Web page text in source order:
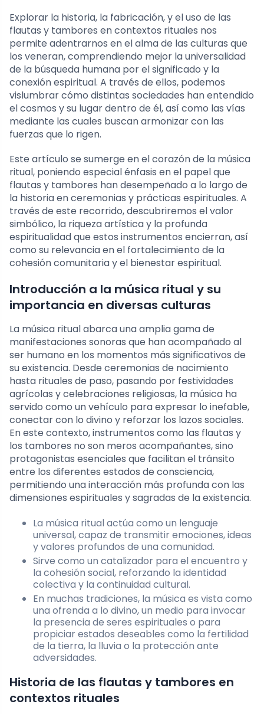
Explorar la historia, la fabricación, y el uso de las
flautas y tambores en contextos rituales nos
permite adentrarnos en el alma de las culturas que
los veneran, comprendiendo mejor la universalidad
de la búsqueda humana por el significado y la
conexión espiritual. A través de ellos, podemos
vislumbrar cómo distintas sociedades han entendido
el cosmos y su lugar dentro de él, así como las vías
mediante las cuales buscan armonizar con las
fuerzas que lo rigen.
Este artículo se sumerge en el corazón de la música
ritual, poniendo especial énfasis en el papel que
flautas y tambores han desempeñado a lo largo de
la historia en ceremonias y prácticas espirituales. A
través de este recorrido, descubriremos el valor
simbólico, la riqueza artística y la profunda
espiritualidad que estos instrumentos encierran, así
como su relevancia en el fortalecimiento de la
cohesión comunitaria y el bienestar espiritual.
Introducción a la música ritual y su
importancia en diversas culturas
La música ritual abarca una amplia gama de
manifestaciones sonoras que han acompañado al
ser humano en los momentos más significativos de
su existencia. Desde ceremonias de nacimiento
hasta rituales de paso, pasando por festividades
agrícolas y celebraciones religiosas, la música ha
servido como un vehículo para expresar lo inefable,
conectar con lo divino y reforzar los lazos sociales.
En este contexto, instrumentos como las flautas y
los tambores no son meros acompañantes, sino
protagonistas esenciales que facilitan el tránsito
entre los diferentes estados de consciencia,
permitiendo una interacción más profunda con las
dimensiones espirituales y sagradas de la existencia.
La música ritual actúa como un lenguaje
universal, capaz de transmitir emociones, ideas
y valores profundos de una comunidad.
Sirve como un catalizador para el encuentro y
la cohesión social, reforzando la identidad
colectiva y la continuidad cultural.
En muchas tradiciones, la música es vista como
una ofrenda a lo divino, un medio para invocar
la presencia de seres espirituales o para
propiciar estados deseables como la fertilidad
de la tierra, la lluvia o la protección ante
adversidades.
Historia de las flautas y tambores en
contextos rituales